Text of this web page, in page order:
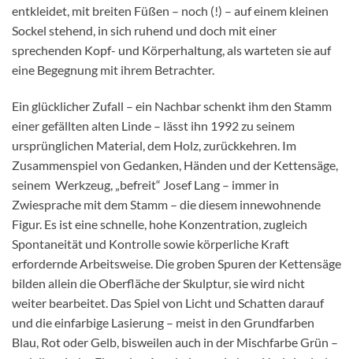
entkleidet, mit breiten Füßen – noch (!) – auf einem kleinen
Sockel stehend, in sich ruhend und doch mit einer
sprechenden Kopf- und Körperhaltung, als warteten sie auf
eine Begegnung mit ihrem Betrachter.
Ein glücklicher Zufall – ein Nachbar schenkt ihm den Stamm
einer gefällten alten Linde – lässt ihn 1992 zu seinem
ursprünglichen Material, dem Holz, zurückkehren. Im
Zusammenspiel von Gedanken, Händen und der Kettensäge,
seinem Werkzeug, „befreit“ Josef Lang – immer in
Zwiesprache mit dem Stamm – die diesem innewohnende
Figur. Es ist eine schnelle, hohe Konzentration, zugleich
Spontaneität und Kontrolle sowie körperliche Kraft
erfordernde Arbeitsweise. Die groben Spuren der Kettensäge
bilden allein die Oberfläche der Skulptur, sie wird nicht
weiter bearbeitet. Das Spiel von Licht und Schatten darauf
und die einfarbige Lasierung – meist in den Grundfarben
Blau, Rot oder Gelb, bisweilen auch in der Mischfarbe Grün –